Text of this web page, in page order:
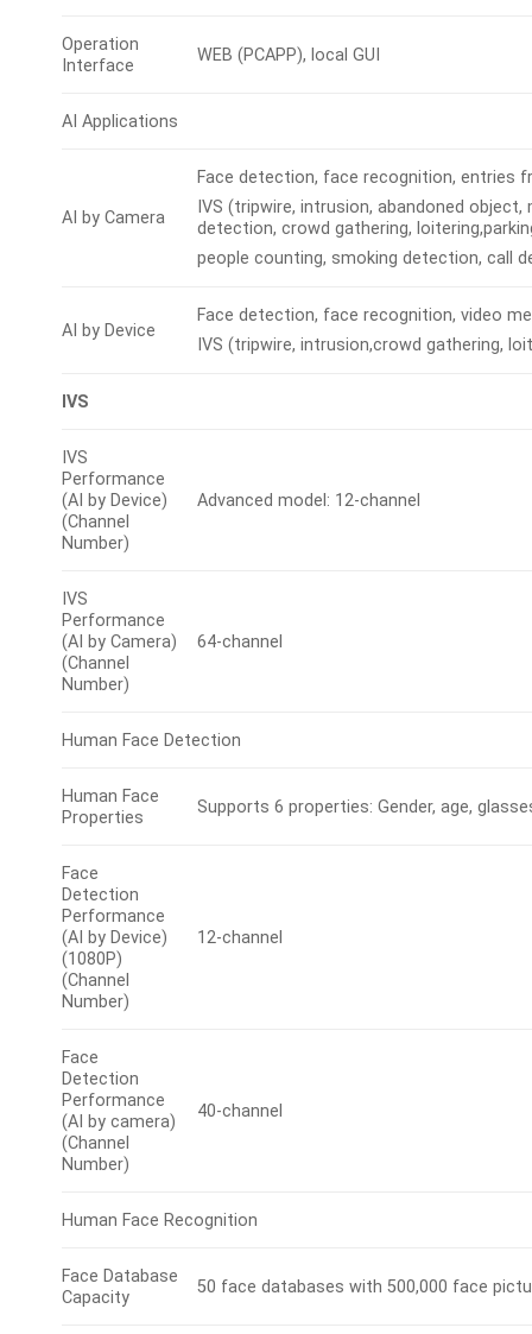
Operation
Interface
WEB (PCAPP), local GUI
AI Applications
AI by Camera
Face detection, face recognition, entries
IVS (tripwire, intrusion, abandoned
detection, crowd gathering,
people counting, smoking detection, call
AI by Device
Face detection, face recognition, video
IVS (tripwire, intrusion,crowd gathering,
IVS
IVS
Performance
(AI by Device)
(Channel
Number)
Advanced model: 12-channel
IVS
Performance
(AI by Camera)
(Channel
Number)
64-channel
Human Face Detection
Human Face
Properties
Supports 6 properties: Gender, age,
Face
Detection
Performance
(AI by Device)
(1080P)
(Channel
Number)
12-channel
Face
Detection
Performance
(AI by camera)
(Channel
Number)
40-channel
Human Face Recognition
Face Database
Capacity
50 face databases with 500,000 face